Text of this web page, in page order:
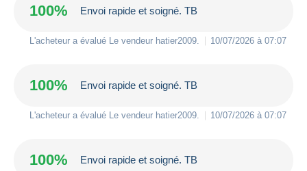
100% Envoi rapide et soigné. TB
L'acheteur a évalué Le vendeur hatier2009 10/07/2026 à 07:07
100% Envoi rapide et soigné. TB
L'acheteur a évalué Le vendeur hatier2009 10/07/2026 à 07:07
100% Envoi rapide et soigné. TB